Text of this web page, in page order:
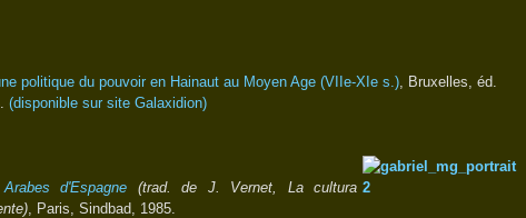
politique du pouvoir en Hainaut au Moyen Age (VIIe-XIe s.), Bruxelles, éd.
(disponible sur site Galaxidion)
d'Espagne (trad. de J. Vernet, La cultura
, Paris, Sindbad, 1985.